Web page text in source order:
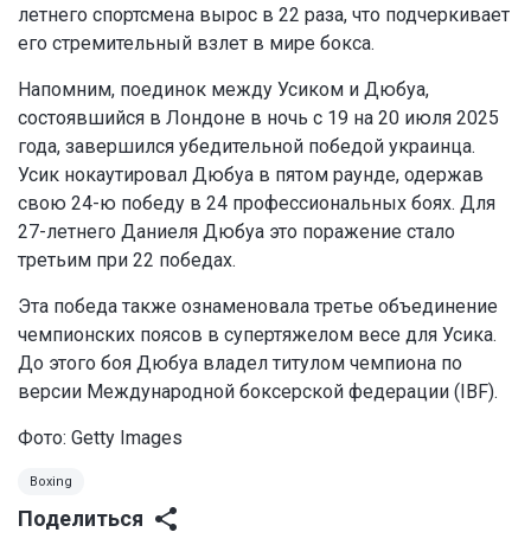
летнего спортсмена вырос в 22 раза, что подчеркивает
его стремительный взлет в мире бокса.
Напомним, поединок между Усиком и Дюбуа,
состоявшийся в Лондоне в ночь с 19 на 20 июля 2025
года, завершился убедительной победой украинца.
Усик нокаутировал Дюбуа в пятом раунде, одержав
свою 24-ю победу в 24 профессиональных боях. Для
27-летнего Даниеля Дюбуа это поражение стало
третьим при 22 победах.
Эта победа также ознаменовала третье объединение
чемпионских поясов в супертяжелом весе для Усика.
До этого боя Дюбуа владел титулом чемпиона по
версии Международной боксерской федерации (IBF).
Фото: Getty Images
Boxing
Поделиться